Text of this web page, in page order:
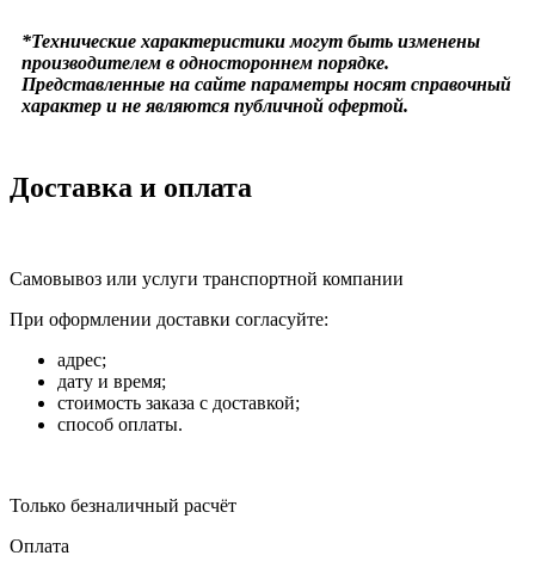
*Технические характеристики могут быть изменены
производителем в одностороннем порядке.
Представленные на сайте параметры носят справочный
характер и не являются публичной офертой.
Доставка и оплата
Самовывоз или услуги транспортной компании
При оформлении доставки согласуйте:
адрес;
дату и время;
стоимость заказа с доставкой;
способ оплаты.
Только безналичный расчёт
Оплата